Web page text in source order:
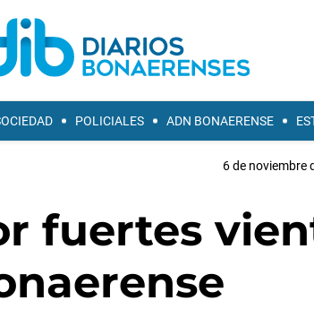
POLICIALES ADN BONAERENSE
6 de noviembre
fuertes